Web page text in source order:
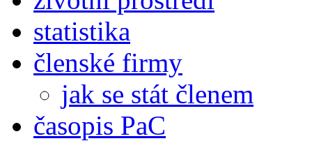
statistika
členské firmy
jak se stát členem
časopis PaC